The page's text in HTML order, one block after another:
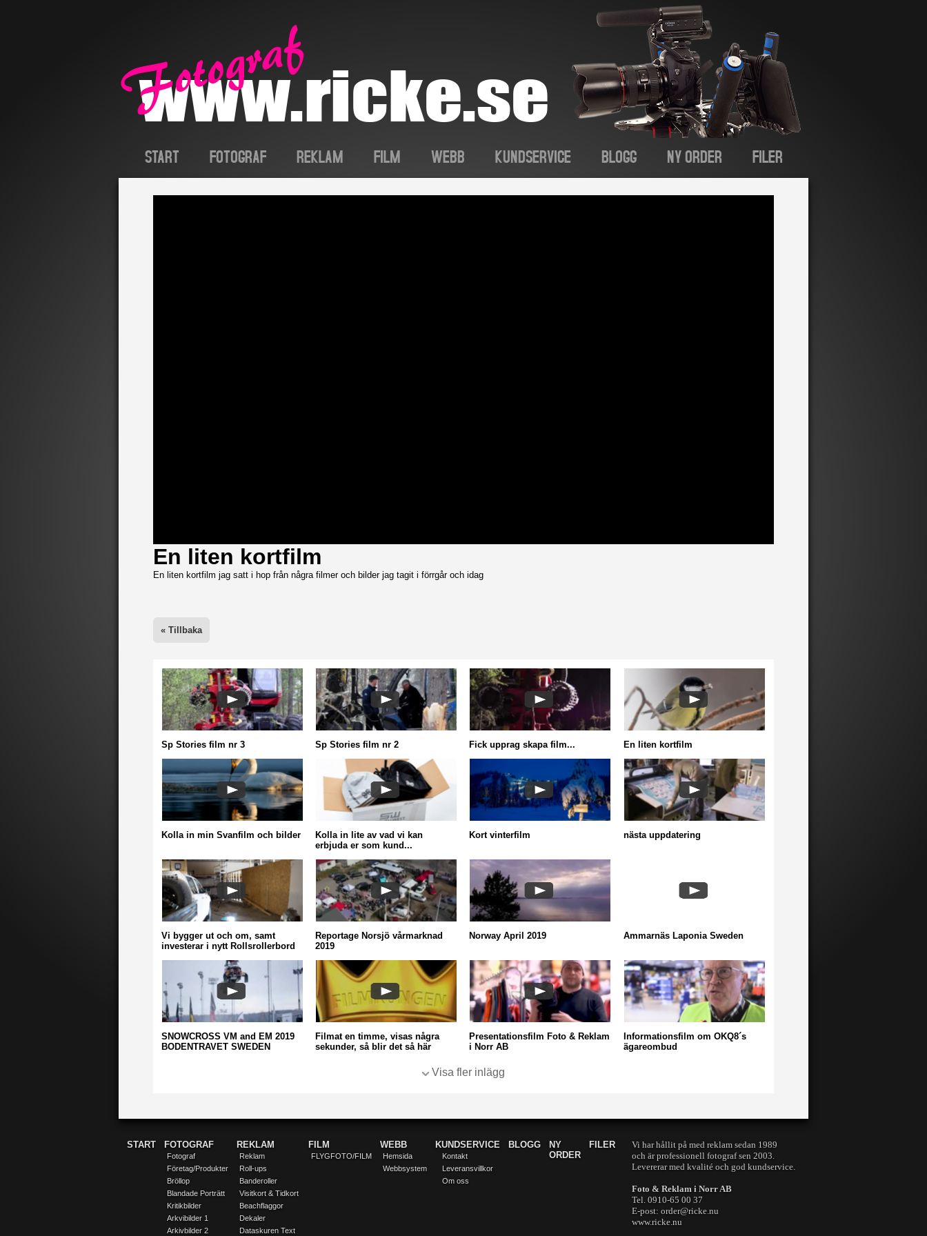
START FOTOGRAF REKLAM FILM WEBB KUNDSERVICE BLOGG NY ORDER FILER
En liten kortfilm
En liten kortfilm jag satt i hop från några filmer och bilder jag tagit i förrgår och idag
Sp Stories film nr 3 Sp Stories film nr 2 Fick upprag skapa film... En liten kortfilm
Kolla in min Svanfilm och bilder
Kolla in lite av vad vi kan
erbjuda er som kund...
Kort vinterfilm nästa uppdatering
Vi bygger ut och om, samt
investerar i nytt Rollsrollerbord
Reportage Norsjö vårmarknad
2019
Norway April 2019 Ammarnäs Laponia Sweden
SNOWCROSS VM and EM 2019
BODENTRAVET SWEDEN
Filmat en timme, visas några
sekunder, så blir det så här
Presentationsfilm Foto & Reklam
i Norr AB
Informationsfilm om OKQ8´s
ägareombud
Visa fler inlägg
START FOTOGRAF
Fotograf
Företag/Produkter
Bröllop
Blandade Porträtt
Kritikbilder
Arkvibilder 1
Arkivbilder 2
REKLAM
Reklam
Roll-ups
Banderoller
Visitkort & Tidkort
Beachflaggor
Dekaler
Dataskuren Text
FILM
FLYGFOTO/FILM
WEBB
Hemsida
Webbsystem
KUNDSERVICE
Kontakt
Leveransvillkor
Om oss
BLOGG
NY
ORDER
FILER
Vi har hållit på med reklam sedan 1989
och är professionell fotograf sen 2003.
Levererar med kvalité och god kundservice.
Foto & Reklam i Norr AB
Tel. 0910-65 00 37
E-post: order@ricke.nu
www.ricke.nu